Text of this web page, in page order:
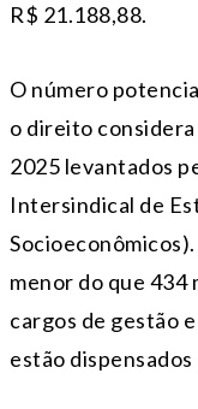
R$ 21.188,88.
O número
o direito considera
2025 levantados
Intersindical de
menor do que 434
cargos de gestão
estão